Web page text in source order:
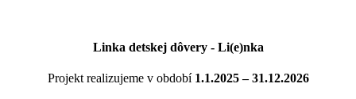
Linka detskej dôvery - Li(e)nka
Projekt realizujeme v období 1.1.2025 – 31.12.2026